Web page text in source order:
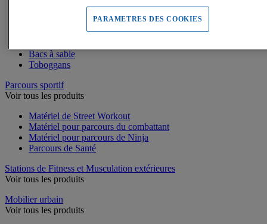
Jeux de grimpe, filets
Panneaux d'informations
Structures de jeux enfants
Bacs à sable
Toboggans
Parcours sportif
Voir tous les produits
Matériel de Street Workout
Matériel pour parcours du combattant
Matériel pour parcours de Ninja
Parcours de Santé
Stations de Fitness et Musculation extérieures
Voir tous les produits
Mobilier urbain
Voir tous les produits
PARAMETRES DES COOKIES